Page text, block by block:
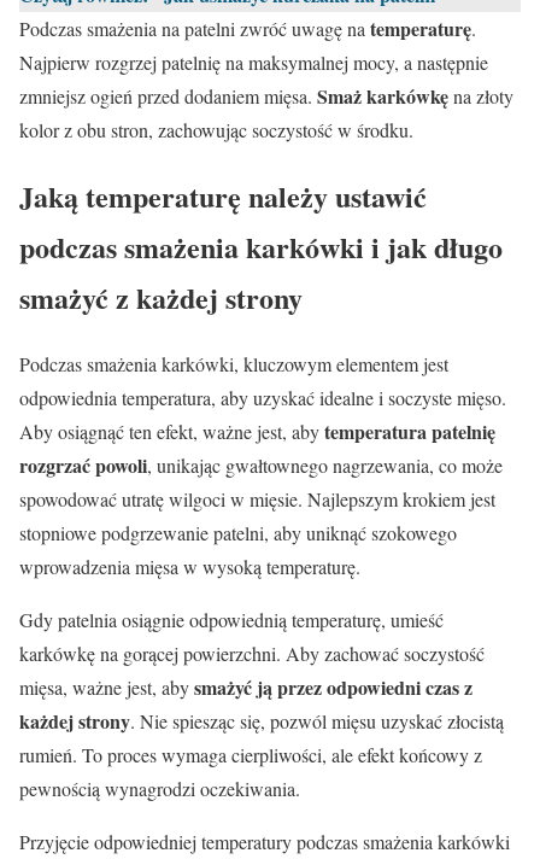
Podczas smażenia na patelni zwróć uwagę na temperaturę.
Najpierw rozgrzej patelnię na maksymalnej mocy, a następnie
zmniejsz ogień przed dodaniem mięsa. Smaż karkówkęna złoty
kolor z obu stron, zachowując soczystość w środku.
Jaką temperaturę należy ustawić
podczas smażenia karkówki i jak długo
smażyć z każdej strony
Podczas smażenia karkówki, kluczowym elementem jest
odpowiednia temperatura, aby uzyskać idealne i soczyste mięso.
Aby osiągnąć ten efekt, ważne jest, abytemperatura patelnię
rozgrzać powoli, unikając gwałtownego nagrzewania, co może
spowodować utratę wilgoci w mięsie. Najlepszym krokiem jest
stopniowe podgrzewanie patelni, aby uniknąć szokowego
wprowadzenia mięsa w wysoką temperaturę.
Gdy patelnia osiągnie odpowiednią temperaturę, umieść
karkówkę na gorącej powierzchni. Aby zachować soczystość
mięsa, ważne jest, abysmażyć ją przez odpowiedni czas z
każdej strony. Nie spiesząc się, pozwól mięsu uzyskać złocistą
rumień. To proces wymaga cierpliwości, ale efekt końcowy z
pewnością wynagrodzi oczekiwania.
Przyjęcie odpowiedniej temperatury podczas smażenia karkówki